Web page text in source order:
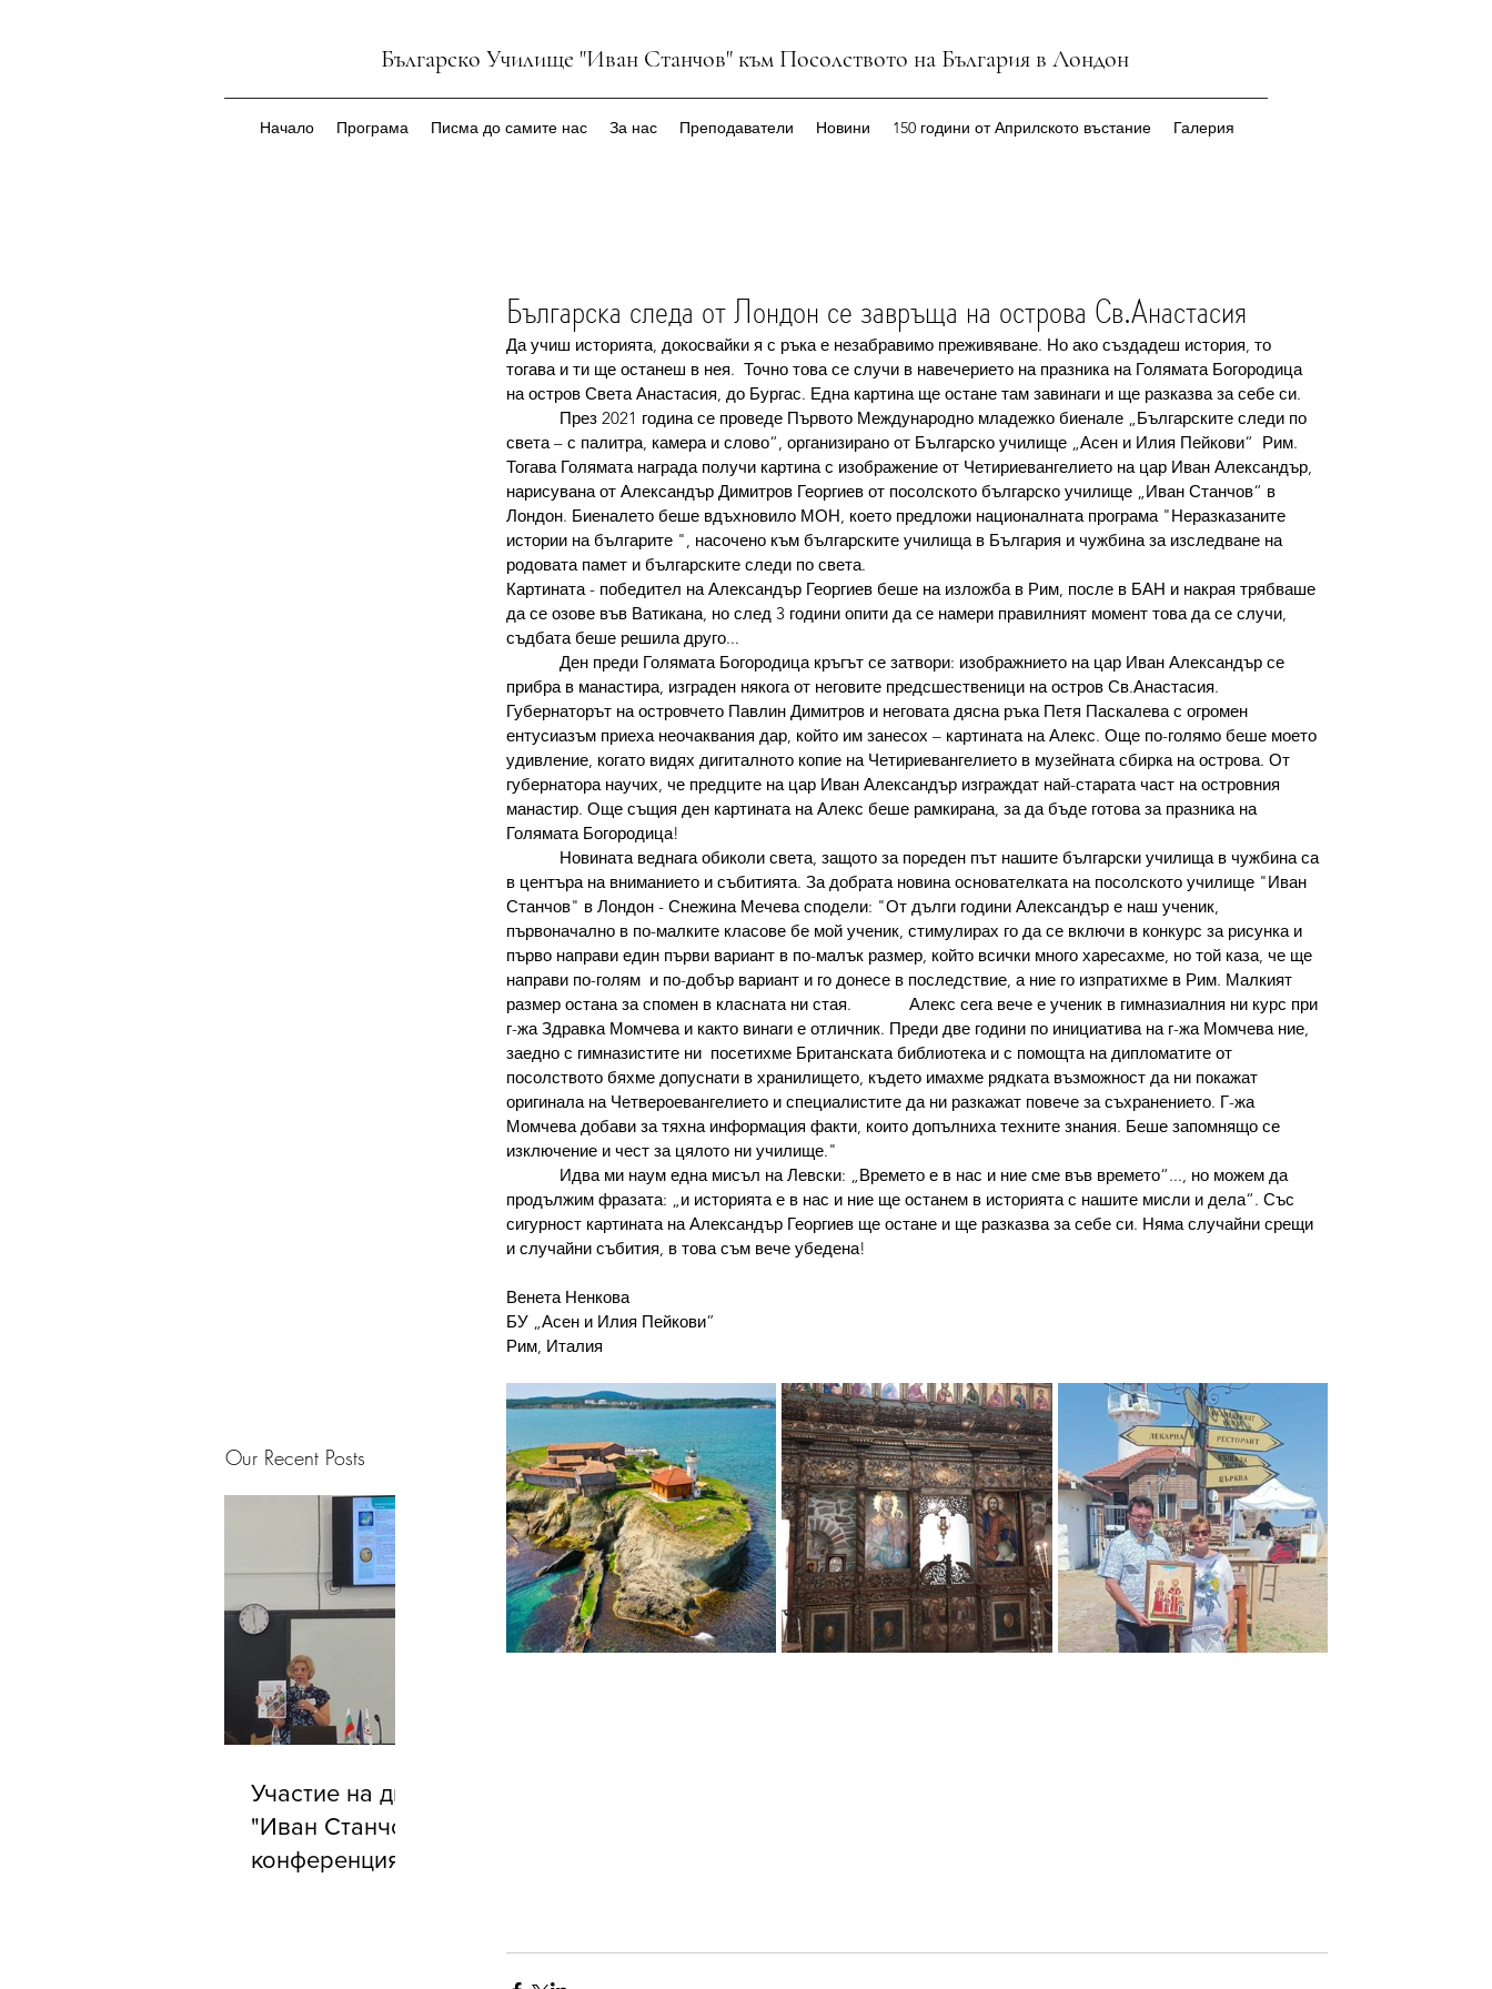
Българско Училище "Иван Станчов" към Посолството на България в Лондон
Начало Програма Писма до самите нас За нас Преподаватели Новини 150 години от Априлското въстание Галерия
Our Recent Posts
Участие на директора на БУ
"Иван Станчов" в годишната
конференция на АБУЧ
Българска следа от Лондон се завръща на острова Св.Анастасия
Да учиш историята, докосвайки я с ръка е незабравимо преживяване. Но ако създадеш история, то
тогава и ти ще останеш в нея.  Точно това се случи в навечерието на празника на Голямата Богородица
на остров Света Анастасия, до Бургас. Една картина ще остане там завинаги и ще разказва за себе си.
През 2021 година се проведе Първото Международно младежко биенале „Българските следи по
света – с палитра, камера и слово“, организирано от Българско училище „Асен и Илия Пейкови“  Рим.
Тогава Голямата награда получи картина с изображение от Четириевангелието на цар Иван Александър,
нарисувана от Александър Димитров Георгиев от посолското българско училище „Иван Станчов“ в
Лондон. Биеналето беше вдъхновило МОН, което предложи националната програма "Неразказаните
истории на българите ", насочено към българските училища в България и чужбина за изследване на
родовата памет и българските следи по света.
Картината - победител на Александър Георгиев беше на изложба в Рим, после в БАН и накрая трябваше
да се озове във Ватикана, но след 3 години опити да се намери правилният момент това да се случи,
съдбата беше решила друго...
Ден преди Голямата Богородица кръгът се затвори: изображнието на цар Иван Александър се
прибра в манастира, изграден някога от неговите предсшественици на остров Св.Анастасия.
Губернаторът на островчето Павлин Димитров и неговата дясна ръка Петя Паскалева с огромен
ентусиазъм приеха неочаквания дар, който им занесох – картината на Алекс. Още по-голямо беше моето
удивление, когато видях дигиталното копие на Четириевангелието в музейната сбирка на острова. От
губернатора научих, че предците на цар Иван Александър изграждат най-старата част на островния
манастир. Още същия ден картината на Алекс беше рамкирана, за да бъде готова за празника на
Голямата Богородица!
Новината веднага обиколи света, защото за пореден път нашите български училища в чужбина са
в центъра на вниманието и събитията. За добрата новина основателката на посолското училище "Иван
Станчов" в Лондон - Снежина Мечева сподели: "От дълги години Александър е наш ученик,
първоначално в по-малките класове бе мой ученик, стимулирах го да се включи в конкурс за рисунка и
първо направи един първи вариант в по-малък размер, който всички много харесахме, но той каза, че ще
направи по-голям  и по-добър вариант и го донесе в последствие, а ние го изпратихме в Рим. Малкият
размер остана за спомен в класната ни стая.             Алекс сега вече е ученик в гимназиалния ни курс при
г-жа Здравка Момчева и както винаги е отличник. Преди две години по инициатива на г-жа Момчева ние,
заедно с гимназистите ни  посетихме Британската библиотека и с помощта на дипломатите от
посолството бяхме допуснати в хранилището, където имахме рядката възможност да ни покажат
оригинала на Четвероевангелието и специалистите да ни разкажат повече за съхранението. Г-жа
Момчева добави за тяхна информация факти, които допълниха техните знания. Беше запомнящо се
изключение и чест за цялото ни училище."
Идва ми наум една мисъл на Левски: „Времето е в нас и ние сме във времето“..., но можем да
продължим фразата: „и историята е в нас и ние ще останем в историята с нашите мисли и дела“. Със
сигурност картината на Александър Георгиев ще остане и ще разказва за себе си. Няма случайни срещи
и случайни събития, в това съм вече убедена!
Венета Ненкова
БУ „Асен и Илия Пейкови”
Рим, Италия